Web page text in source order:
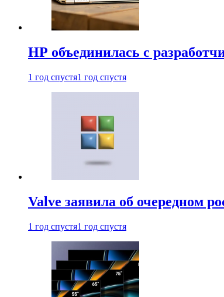
HP объединилась с
1 год спустя1 год спустя
Valve заявила об очередном
1 год спустя1 год спустя